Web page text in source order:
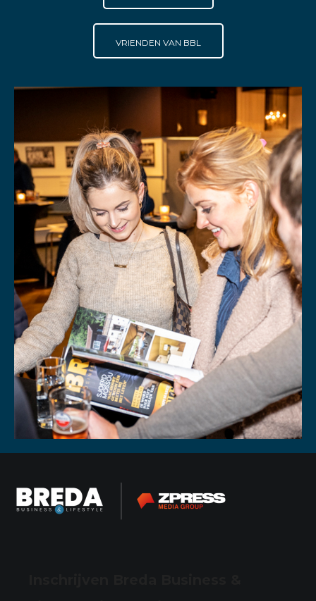
VRIENDEN VAN BBL